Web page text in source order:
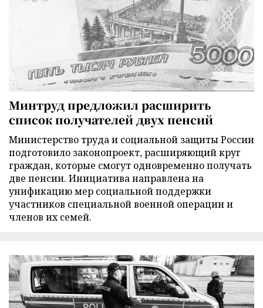
Минтруд предложил расширить
список получателей двух пенсий
Министерство труда и социальной защиты России
подготовило законопроект, расширяющий круг
граждан, которые смогут одновременно получать
две пенсии. Инициатива направлена на
унификацию мер социальной поддержки
участников специальной военной операции и
членов их семей.